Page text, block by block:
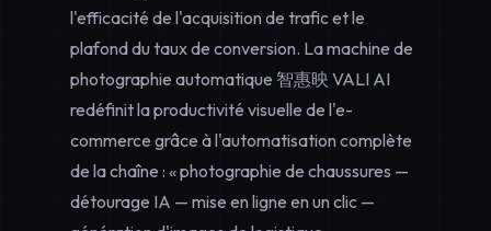
l'efficacité de l'acquisition de trafic et le
plafond du taux de conversion. La machine de
photographie automatique 智惠映 VALI AI
redéfinit la productivité visuelle de l'e-
commerce grâce à l'automatisation complète
de la chaîne : « photographie de chaussures —
détourage IA — mise en ligne en un clic —